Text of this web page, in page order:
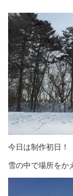
今日は制作初日！
雪の中で場所をか